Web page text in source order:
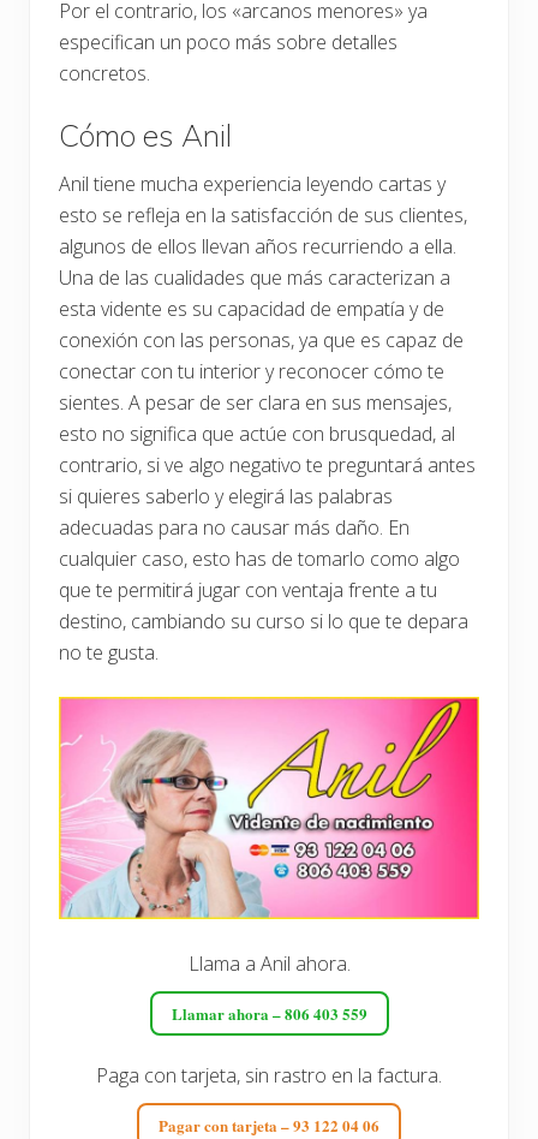
Por el contrario, los «arcanos menores» ya
especifican un poco más sobre detalles
concretos.
Cómo es Anil
Anil tiene mucha experiencia leyendo cartas y
esto se refleja en la satisfacción de sus clientes,
algunos de ellos llevan años recurriendo a ella.
Una de las cualidades que más caracterizan a
esta vidente es su capacidad de empatía y de
conexión con las personas, ya que es capaz de
conectar con tu interior y reconocer cómo te
sientes. A pesar de ser clara en sus mensajes,
esto no significa que actúe con brusquedad, al
contrario, si ve algo negativo te preguntará antes
si quieres saberlo y elegirá las palabras
adecuadas para no causar más daño. En
cualquier caso, esto has de tomarlo como algo
que te permitirá jugar con ventaja frente a tu
destino, cambiando su curso si lo que te depara
no te gusta.
Llama a Anil ahora.
Llamar ahora – 806 403 559
Paga con tarjeta, sin rastro en la factura.
Pagar con tarjeta – 93 122 04 06